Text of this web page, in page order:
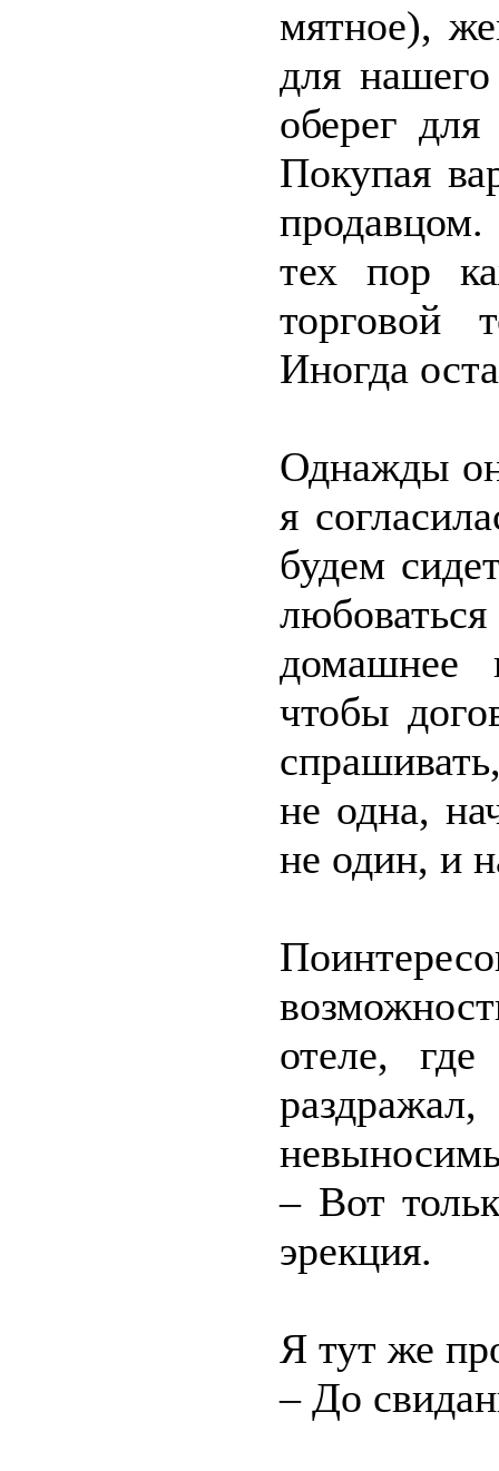
мятное),
для
оберег
Покупая
тех пор
торговой
Иногда
Однажды
я
будем
домашнее
чтобы
не одна,
не один, и
отеле,
– Вот
эрекция.
Я тут же
– До